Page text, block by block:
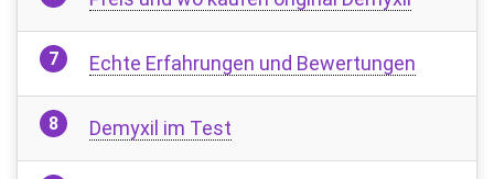
Echte Erfahrungen und Bewertungen
Demyxil im Test